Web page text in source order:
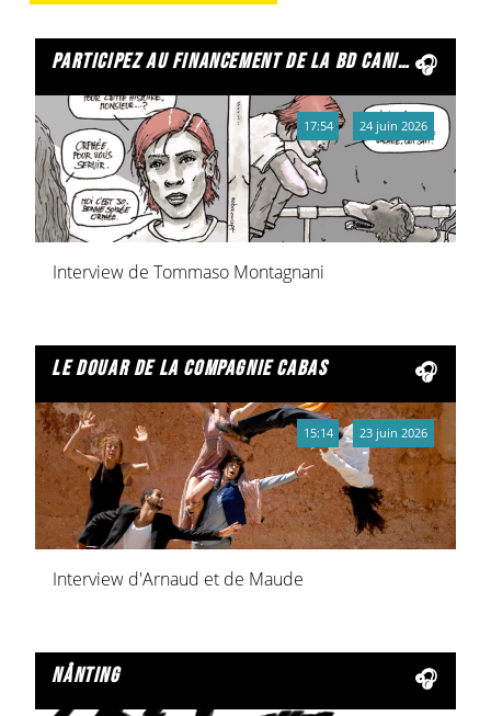
participez au financement de la bd caniche laser
Interview de Tommaso Montagnani
17:54 24 juin 2026
le douar de la compagnie cabas
Interview d'Arnaud et de Maude
15:14 23 juin 2026
nånting